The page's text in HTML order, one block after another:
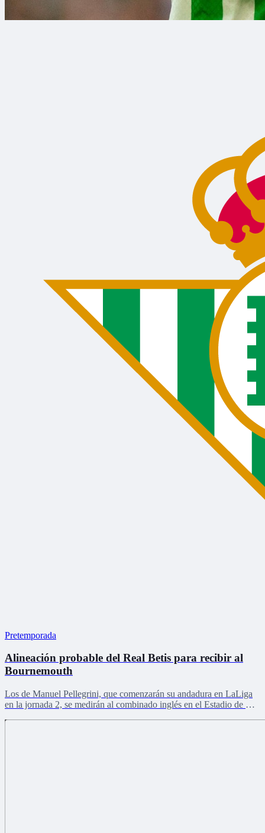
Pretemporada
Alineación probable del Real Betis para recibir al
Bournemouth
Los de Manuel Pellegrini, que comenzarán su andadura en LaLiga
en la jornada 2, se medirán al combinado inglés en el Estadio de La